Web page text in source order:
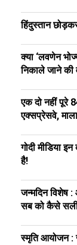
हिंदुस्तान
क्या ‘लवणेन
निकाले जाने की
एक दो नहीं पूरे
एक्सप्रेसवे,
गोदी मीडिया
है!
जन्मदिन विशेष
सब को कैसे
स्मृति आयोजन :